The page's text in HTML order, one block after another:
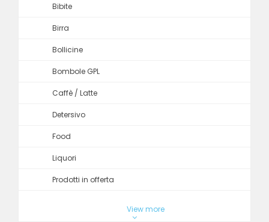
Bibite
Birra
Bollicine
Bombole GPL
Caffè / Latte
Detersivo
Food
Liquori
Prodotti in offerta
View more